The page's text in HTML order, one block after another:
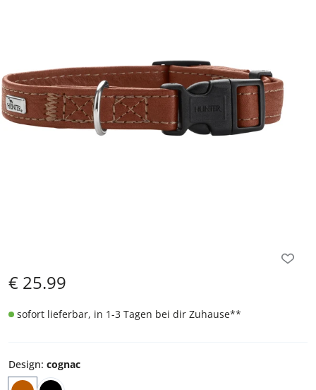
€ 25.99
sofort lieferbar, in 1-3 Tagen bei dir Zuhause**
Design: cognac